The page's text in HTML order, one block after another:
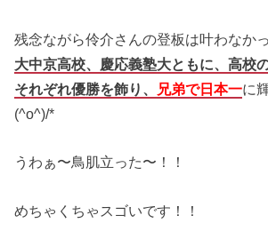
残念ながら伶介さんの登板は叶わなか
大中京高校、慶応義塾大ともに、高校
それぞれ優勝を飾り、
兄弟で日本一に
(^o^)/*
うわぁ〜鳥肌立った〜！！
めちゃくちゃスゴいです！！